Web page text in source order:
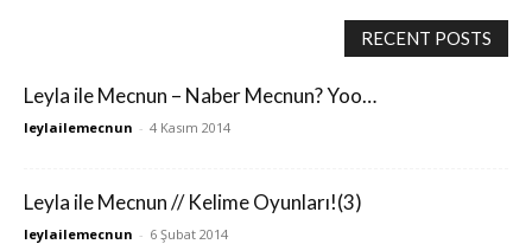
RECENT POSTS
Leyla ile Mecnun – Naber Mecnun? Yoo…
leylailemecnun - 4 Kasım 2014
Leyla ile Mecnun // Kelime Oyunları!(3)
leylailemecnun - 6 Şubat 2014